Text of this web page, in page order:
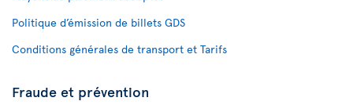
Politique d’émission de billets GDS
Conditions générales de transport et Tarifs
Fraude et prévention